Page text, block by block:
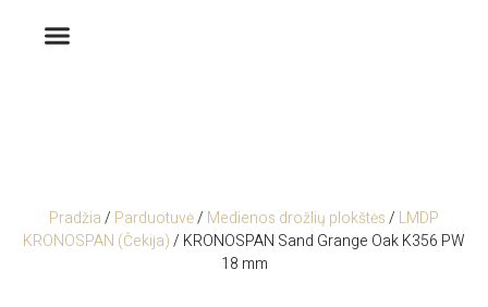
Pradžia/ Parduotuvė/ Medienos drožlių plokštės/ LMDP
KRONOSPAN (Čekija)/ KRONOSPAN Sand Grange Oak K356 PW
18 mm